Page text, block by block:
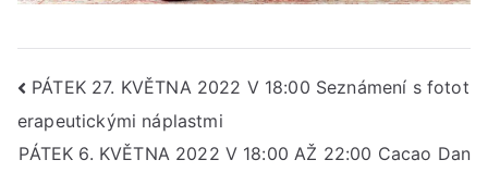
Navigace
pro
PÁTEK 27. KVĚTNA 2022 V 18:00 Seznámení s fotot
erapeutickými náplastmi
PÁTEK 6. KVĚTNA 2022 V 18:00 AŽ 22:00 Cacao Dan